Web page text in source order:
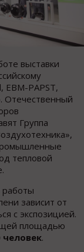
выставки
EBM-PAPST,
Отечественный
Группа
тепловой
работы
зависит от
с экспозицией.
площадью
человек.